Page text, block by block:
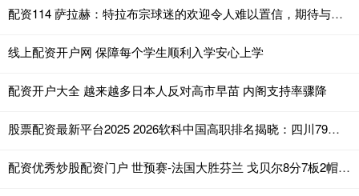
配资114 萨拉赫：特拉布宗球迷的欢迎令人难以置信，期待与球队一起训练
线上配资开户网 保障每个学生顺利入学安心上学
配资开户大全 越来越多日本人反对高市早苗 内阁支持率骤降
股票配资最新平台2025 2026软科中国高职排名揭晓：四川79校上榜，成航职大全国26、四川第一丨职教发布
配资优秀炒股配资门户 世预赛-法国大胜芬兰 戈贝尔8分7板2帽 雷诺16+7 马尔卡宁14分3板